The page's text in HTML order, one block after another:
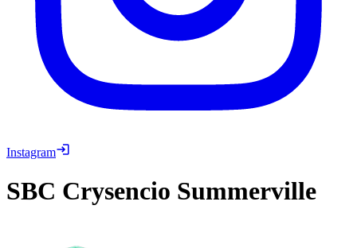
Instagram
SBC Crysencio Summerville